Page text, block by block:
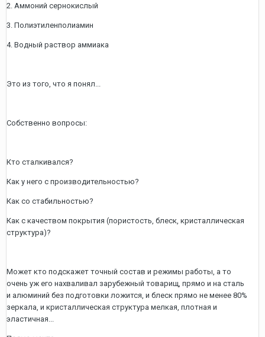
2. Аммоний сернокислый
3. Полиэтиленполиамин
4. Водный раствор аммиака
Это из того, что я понял...
Собственно вопросы:
Кто сталкивался?
Как у него с производительностью?
Как со стабильностью?
Как с качеством покрытия (пористость, блеск, кристаллическая
структура)?
Может кто подскажет точный состав и режимы работы, а то
очень уж его нахваливал зарубежный товарищ, прямо и на сталь
и алюминий без подготовки ложится, и блеск прямо не менее 80%
зеркала, и кристаллическая структура мелкая, плотная и
эластичная...